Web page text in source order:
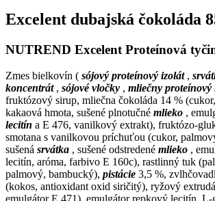
Excelent dubajská čokoláda
NUTREND Excelent Proteínová
Zmes bielkovín ( sójový proteínový izolát,
koncentrát, sójové vločky , mliečny proteínový
fruktózový sirup, mliečna čokoláda 14 %
kakaová hmota, sušené plnotučné mlieko ,
lecitín a E 476, vanilkový extrakt), fruktózo-
smotana s vanilkovou príchuťou (cukor,
sušená srvátka , sušené odstredené mlieko ,
lecitín, aróma, farbivo E 160c), rastlinný tuk
palmový, bambucký), pistácie 3,5 %,
(kokos, antioxidant oxid siričitý), ryžový